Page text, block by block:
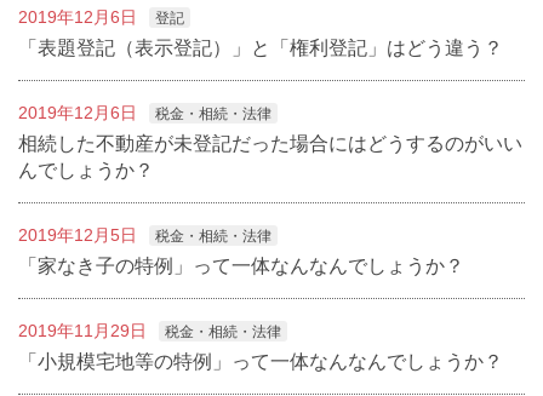
2019年12月6日 登記
「表題登記（表示登記）」と「権利登記」はどう違う？
2019年12月6日 税金・相続・法律
相続した不動産が未登記だった場合にはどうするのがいい
んでしょうか？
2019年12月5日 税金・相続・法律
「家なき子の特例」って一体なんなんでしょうか？
2019年11月29日 税金・相続・法律
「小規模宅地等の特例」って一体なんなんでしょうか？